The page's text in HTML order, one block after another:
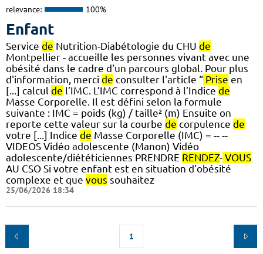
relevance: 100%
Enfant
Service de Nutrition-Diabétologie du CHU de
Montpellier - accueille les personnes vivant avec une
obésité dans le cadre d'un parcours global. Pour plus
d'information, merci de consulter l'article “ Prise en
[...] calcul de l’IMC. L’IMC correspond à l’Indice de
Masse Corporelle. Il est défini selon la formule
suivante : IMC = poids (kg) / taille² (m) Ensuite on
reporte cette valeur sur la courbe de corpulence de
votre [...] Indice de Masse Corporelle (IMC) = -- --
VIDEOS Vidéo adolescente (Manon) Vidéo
adolescente/diététiciennes PRENDRE RENDEZ- VOUS
AU CSO Si votre enfant est en situation d'obésité
complexe et que vous souhaitez
25/06/2026 18:34
1